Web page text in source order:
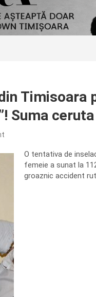
Suma
O tentativa de
femeie a sunat la
groaznic accident